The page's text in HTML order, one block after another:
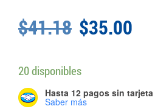
$41.18 $35.00
20 disponibles
Hasta 12 pagos sin tarjeta
Saber más